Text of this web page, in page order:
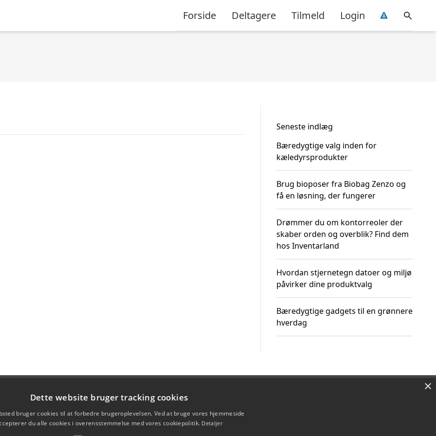
Forside Deltagere Tilmeld Login
Seneste indlæg
Bæredygtige valg inden for
kæledyrsprodukter
Brug bioposer fra Biobag Zenzo og
få en løsning, der fungerer
Drømmer du om kontorreoler der
skaber orden og overblik? Find dem
hos Inventarland
Hvordan stjernetegn datoer og miljø
påvirker dine produktvalg
Bæredygtige gadgets til en grønnere
hverdag
×
Dette website bruger tracking cookies
bruger cookies til at forbedre brugeroplevelsen. Ved at bruge vores hjemmeside
du alle cookies i overensstemmelse med vores cookiepolitik. Detaljer